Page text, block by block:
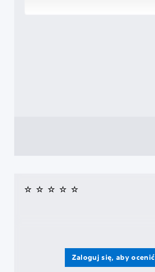
Zaloguj się, aby ocenić